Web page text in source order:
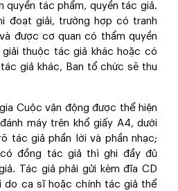
quyền tác phẩm, quyền tác giả.
đoạt giải, trường hợp có tranh
được cơ quan có thẩm quyền
thuộc tác giả khác hoặc có
giả khác, Ban tổ chức sẽ thu
Cuộc vận động được thể hiện
máy trên khổ giấy A4, dưới
tác giả phần lời và phần nhạc;
đồng tác giả thì ghi đầy đủ
Tác giả phải gửi kèm đĩa CD
do ca sĩ hoặc chính tác giả thể